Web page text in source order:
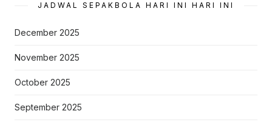
JADWAL SEPAKBOLA HARI INI HARI INI
December 2025
November 2025
October 2025
September 2025